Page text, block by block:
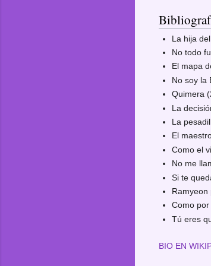
La hija
No todo
El mapa
No soy la
Quimera
La
La
El
Como el
No me
Si te
Ramyeon
Como
Tú eres
BIO EN